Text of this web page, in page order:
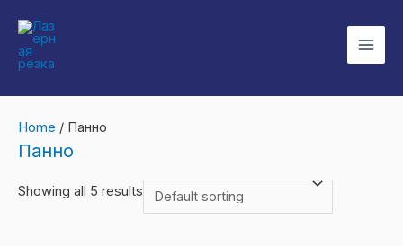
содержимому
Main
Home / Панно
Панно
Showing all 5 results